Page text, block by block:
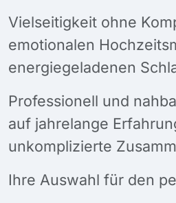
Vielseitigkeit ohne
emotionalen
energiegeladenen
Professionell und
auf jahrelange
unkomplizierte
Ihre Auswahl für den